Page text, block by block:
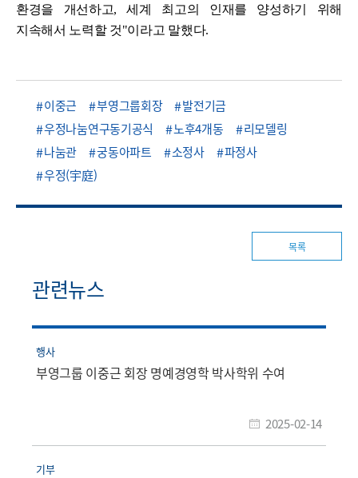
환경을 개선하고, 세계 최고의 인재를 양성하기 위해
지속해서 노력할 것"이라고 말했다.
이중근 부영그룹회장
발전기금
우정나눔연구동기공식
노후4개동
리모델링
나눔관
궁동아파트 소정사
파정사
우정(宇庭)
목록
관련뉴스
행사
부영그룹 이중근 회장 명예경영학 박사학위 수여
2025-02-14
기부